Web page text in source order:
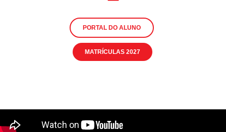
PORTAL DO ALUNO
MATRÍCULAS 2027
video4